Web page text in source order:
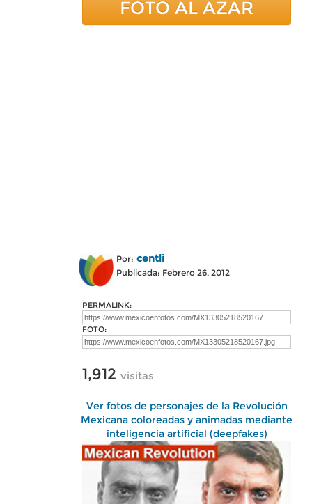
FOTO AL AZAR
Por: centli
Publicada: Febrero 26, 2012
PERMALINK:
FOTO:
1,912 visitas
Ver fotos de personajes de la Revolución
Mexicana coloreadas y animadas mediante
inteligencia artificial (deepfakes)